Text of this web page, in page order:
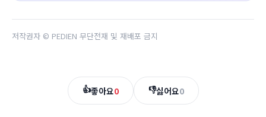
저작권자 © PEDIEN 무단전재 및 재배포 금지
👍좋아요0 👎싫어요0